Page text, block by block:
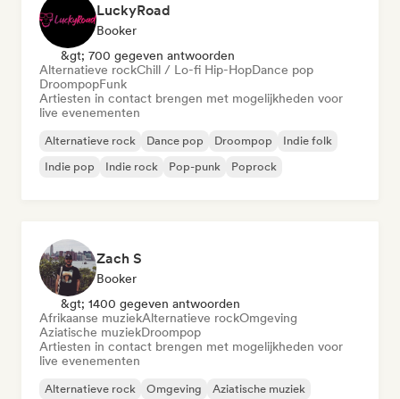
LuckyRoad
Booker
&gt; 700 gegeven antwoorden
Alternatieve rockChill / Lo-fi Hip-HopDance pop
DroompopFunk
Artiesten in contact brengen met mogelijkheden voor
live evenementen
Alternatieve rock Dance pop Droompop
Indie folk
Indie pop
Indie rock Pop-punk Poprock
Zach S
Booker
&gt; 1400 gegeven antwoorden
Afrikaanse muziekAlternatieve rockOmgeving
Aziatische muziekDroompop
Artiesten in contact brengen met mogelijkheden voor
live evenementen
Alternatieve rock Omgeving
Aziatische muziek